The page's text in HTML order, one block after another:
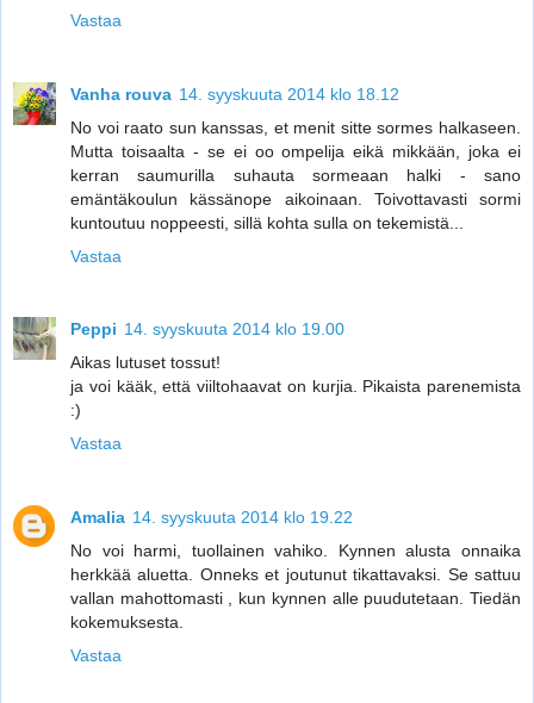
Vastaa
Vanha rouva 14. syyskuuta 2014 klo 18.12
No voi raato sun kanssas, et menit sitte sormes halkaseen.
Mutta toisaalta - se ei oo ompelija eikä mikkään, joka ei
kerran saumurilla suhauta sormeaan halki - sano
emäntäkoulun kässänope aikoinaan. Toivottavasti sormi
kuntoutuu noppeesti, sillä kohta sulla on tekemistä...
Vastaa
Peppi 14. syyskuuta 2014 klo 19.00
Aikas lutuset tossut!
ja voi kääk, että viiltohaavat on kurjia. Pikaista parenemista
:)
Vastaa
Amalia 14. syyskuuta 2014 klo 19.22
No voi harmi, tuollainen vahiko. Kynnen alusta onnaika
herkkää aluetta. Onneks et joutunut tikattavaksi. Se sattuu
vallan mahottomasti , kun kynnen alle puudutetaan. Tiedän
kokemuksesta.
Vastaa